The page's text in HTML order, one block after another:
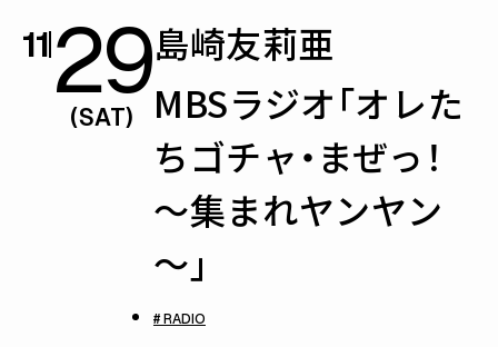
1129
(SAT)
島崎友莉亜
MBSラジオ「オレた
ちゴチャ・まぜっ！
～集まれヤンヤン
～」
# RADIO